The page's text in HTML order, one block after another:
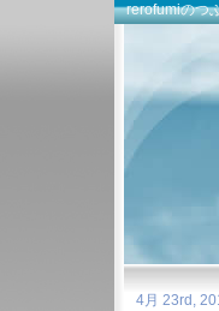
rerofumiのつ
4月 23rd,